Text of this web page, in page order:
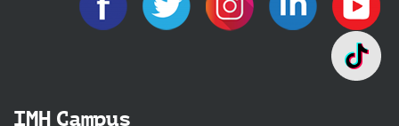
IMH Campus